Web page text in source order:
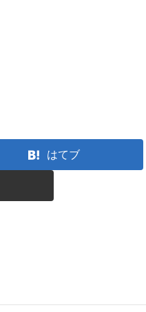
はてブ